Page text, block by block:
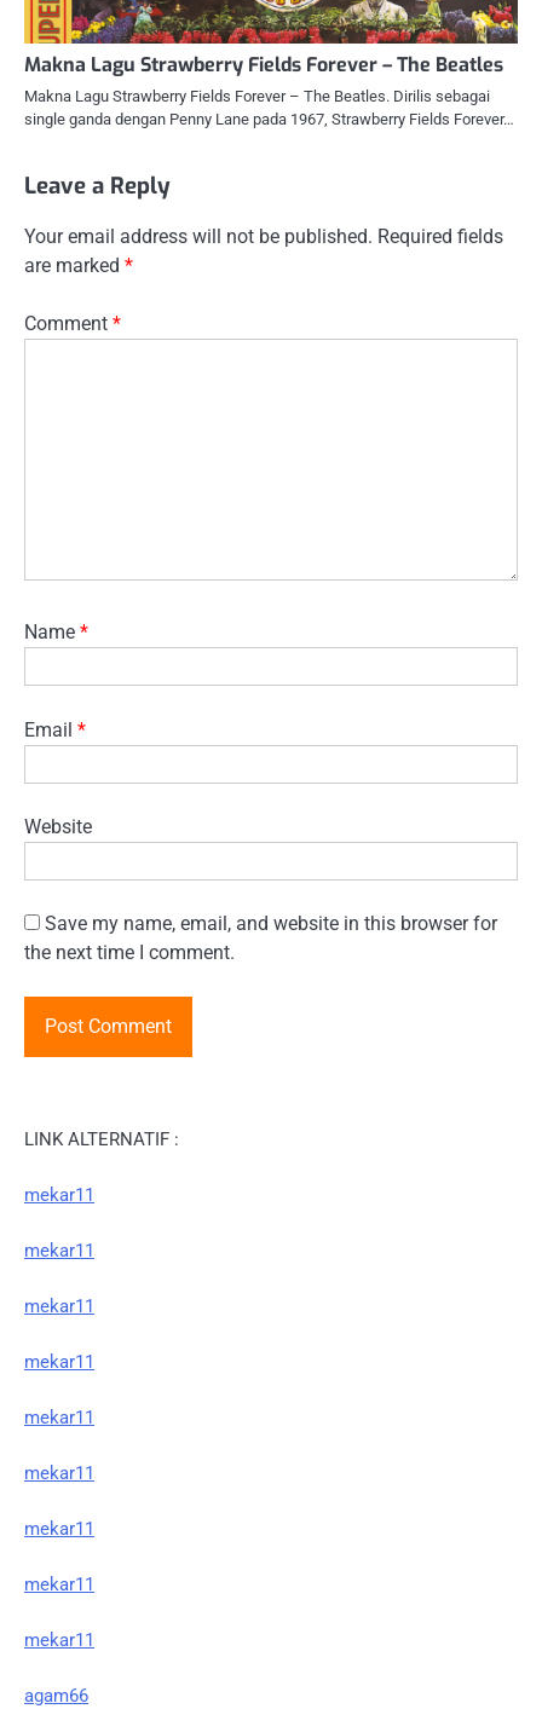
Makna Lagu Strawberry Fields Forever – The Beatles
Makna Lagu Strawberry Fields Forever – The Beatles. Dirilis sebagai
single ganda dengan Penny Lane pada 1967, Strawberry Fields Forever…
Leave a Reply
Your email address will not be published. Required fields
are marked *
Comment *
Name *
Email *
Website
Save my name, email, and website in this browser for
the next time I comment.
LINK ALTERNATIF :
mekar11
mekar11
mekar11
mekar11
mekar11
mekar11
mekar11
mekar11
mekar11
agam66